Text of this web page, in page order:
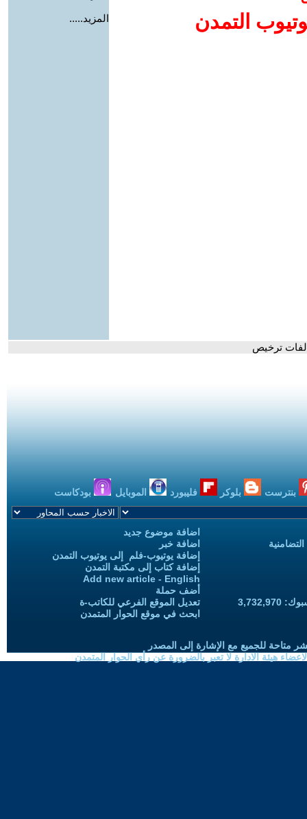
التمدن
المزيد.....
ترخيص
بنترست بلوكر فليبورد الموبايل بودكاست
اضافة موضوع جديد
اضافة خبر
إضافة يوتيوب-فلم إلى يوتيوب التمدن
إضافة كتاب إلى مكتبة التمدن
Add new article - English
أضف حملة
تعديل الموقع الفرعي للكاتب-ة
ابحث في موقع الحوار المتمدن
متاحة للجميع مع الإشارة إلى المصدر
هيئة الادارة لا تعبر بالضرورة عن رأي الحوار المتمدن